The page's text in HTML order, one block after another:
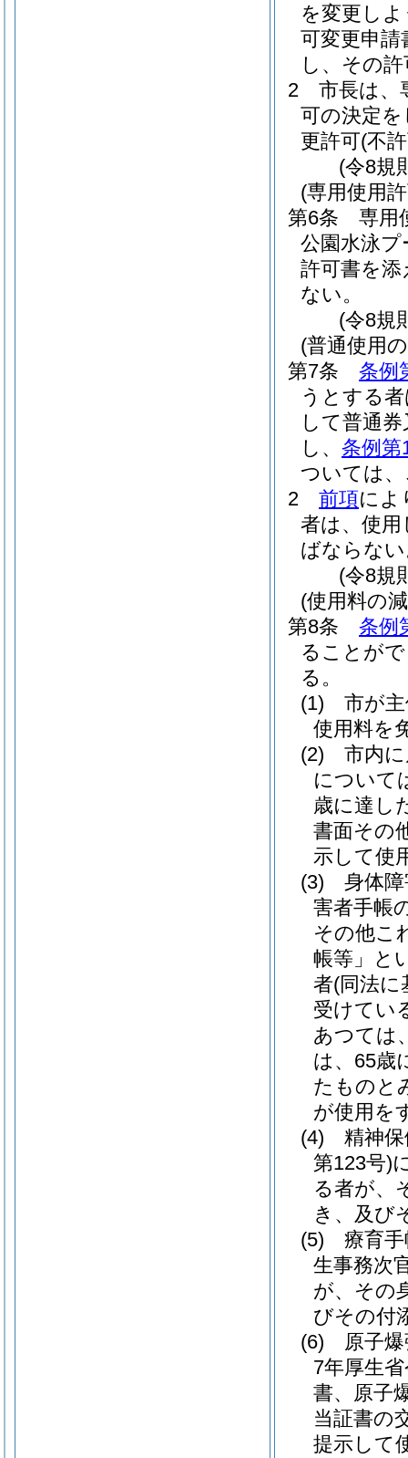
を変更し
可変更申請
し、その
2
市長は、
可の決定
更許可(不
(令8規
(専用使用
第6条
専用
公園水泳プ
許可書を
ない。
(令8規
(普通使用
第7条
条例
うとする
して普通
し、 条例第
ついては
2
前項によ
者は、使
ばならな
(令8規
(使用料の
第8条
条例
ることが
る。
(1)
市が
使用料を
(2)
市内
について
歳に達し
書面その
示して使
(3)
身体
害者手帳
その他こ
帳等」と
者(同法に
受けてい
あつては
は、65歳
たものと
が使用を
(4)
精神
第123号)
る者が、
き、及び
(5)
療育
生事務次
が、その
びその付
(6)
原子
7年厚生
書、原子
当証書の
提示して